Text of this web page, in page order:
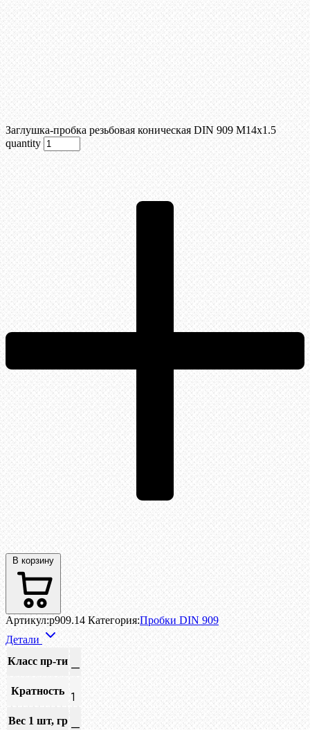
Заглушка-пробка резьбовая коническая DIN 909 М14х1.5
quantity
В корзину
Артикул:p909.14 Категория:Пробки DIN 909
Детали
Класс пр-ти —
Кратность 1
Вес 1 шт, гр